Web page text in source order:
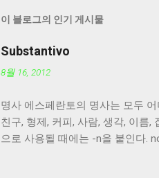
이 블로그의 인기 게시물
Substantivo
8월 16, 2012
명사 에스페란토의 명사는 모두
친구, 형제, 커피, 사람, 생각, 이름
으로 사용될 때에는 -n을 붙인다.